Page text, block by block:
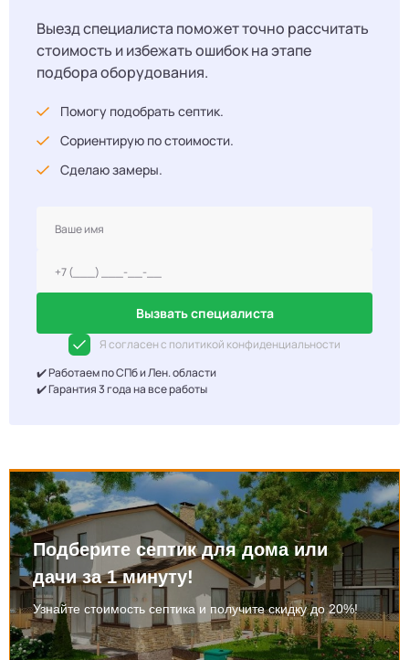
Выезд специалиста поможет точно рассчитать
стоимость и избежать ошибок на этапе
подбора оборудования.
Помогу подобрать септик.
Сориентирую по стоимости.
Сделаю замеры.
Вызвать специалиста
Я согласен с политикой конфиденциальности
✔️ Работаем по СПб и Лен. области
✔️ Гарантия 3 года на все работы
Подберите септик для дома или
дачи за 1 минуту!
Узнайте стоимость септика и получите скидку до 20%!